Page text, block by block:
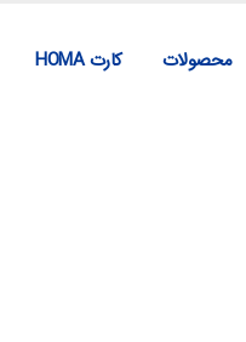
محصولات کارت HOMA